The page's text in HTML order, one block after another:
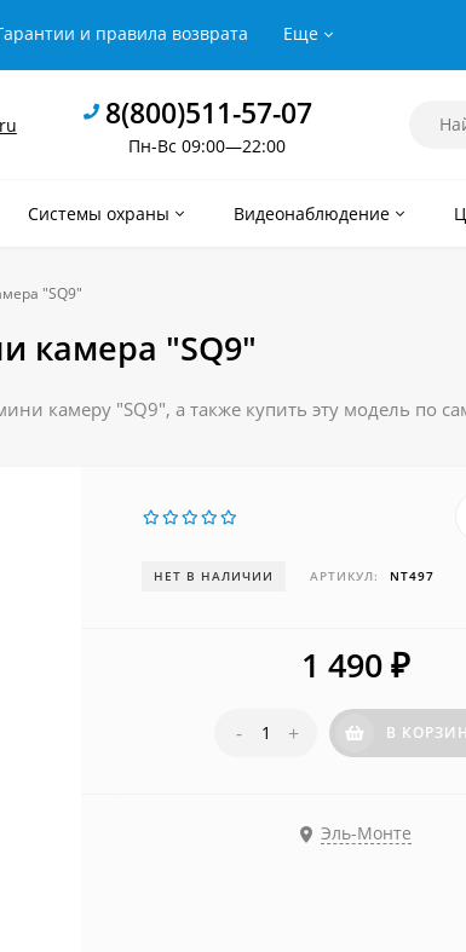
и правила возврата Еще
8(800)511-57-07
Пн-Вс 09:00—22:00
Системы охраны Видеонаблюдение
"SQ9"
камера "SQ9"
камеру "SQ9", а также купить эту модель по
НЕТ В НАЛИЧИИ АРТИКУЛ: NT497
1 490 ₽
- + В
Эль-Монте